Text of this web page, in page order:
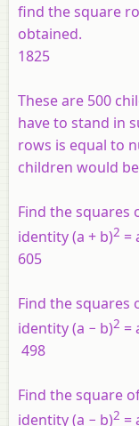
find the square
obtained.
1825
These are 500
have to stand in
rows is equal to
children would
Find the
identity (a + b)2 =
605
Find the
identity (a − b)2 =
498
Find the square
identity (a − b)2 =